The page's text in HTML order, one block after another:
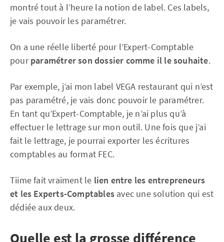
montré tout à l’heure la notion de label. Ces labels,
je vais pouvoir les paramétrer.
On a une réelle liberté pour l’Expert-Comptable
pourparamétrer son dossier comme il le souhaite.
Par exemple, j’ai mon label VEGA restaurant qui n’est
pas paramétré, je vais donc pouvoir le paramétrer.
En tant qu’Expert-Comptable, je n’ai plus qu’à
effectuer le lettrage sur mon outil. Une fois que j’ai
fait le lettrage, je pourrai exporter les écritures
comptables au format FEC.
Tiime fait vraiment le lien entre les entrepreneurs
et les Experts-Comptables avec une solution qui est
dédiée aux deux.
Quelle est la grosse différence